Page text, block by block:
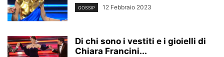
GOSSIP 12 Febbraio 2023
Di chi sono i vestiti e i gioielli di
Chiara Francini...